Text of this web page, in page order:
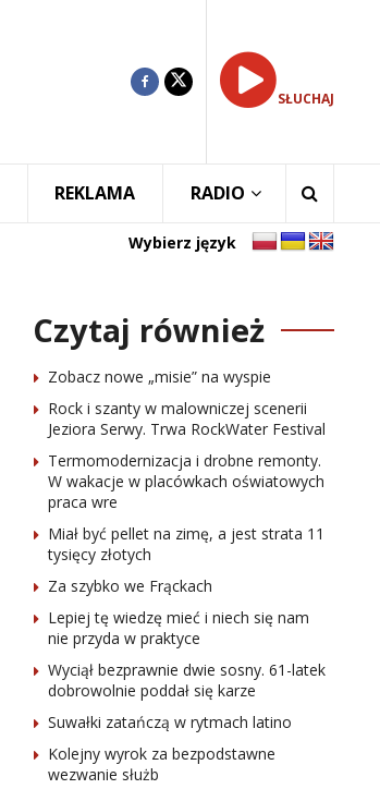
SŁUCHAJ
REKLAMA RADIO
Wybierz język
Czytaj również
Zobacz nowe „misie” na wyspie
Rock i szanty w malowniczej scenerii
Jeziora Serwy. Trwa RockWater Festival
Termomodernizacja i drobne remonty.
W wakacje w placówkach oświatowych
praca wre
Miał być pellet na zimę, a jest strata 11
tysięcy złotych
Za szybko we Frąckach
Lepiej tę wiedzę mieć i niech się nam
nie przyda w praktyce
Wyciął bezprawnie dwie sosny. 61-latek
dobrowolnie poddał się karze
Suwałki zatańczą w rytmach latino
Kolejny wyrok za bezpodstawne
wezwanie służb